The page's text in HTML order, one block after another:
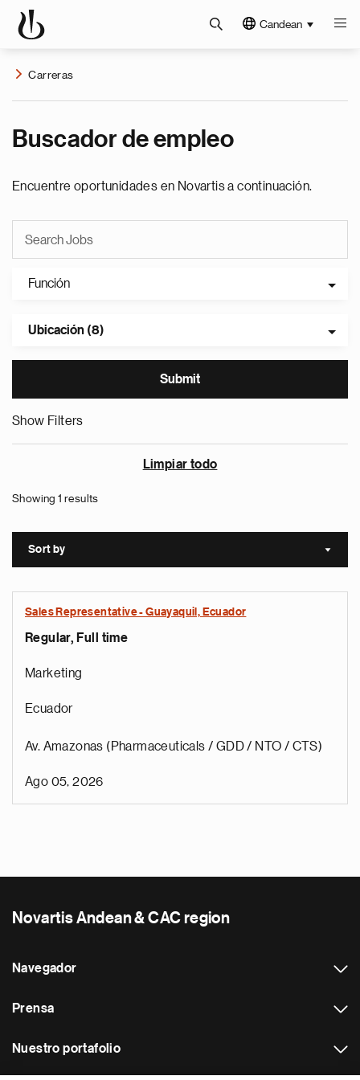
Candean
Carreras
Buscador de empleo
Encuentre oportunidades en Novartis a continuación.
Función
Ubicación (8)
Show Filters
Limpiar todo
Showing 1 results
Sort by Sort
Sales Representative - Guayaquil, Ecuador
Regular, Full time
Marketing
Ecuador
Av. Amazonas (Pharmaceuticals / GDD / NTO / CTS)
Ago 05, 2026
Novartis Andean & CAC region
Navegador
Prensa
Nuestro portafolio